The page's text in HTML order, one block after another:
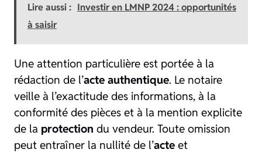
Lire aussi : Investir en LMNP 2024 : opportunités
à saisir
Une attention particulière est portée à la
rédaction de l’acte authentique. Le notaire
veille à l’exactitude des informations, à la
conformité des pièces et à la mention explicite
de la protection du vendeur. Toute omission
peut entraîner la nullité de l’acte et